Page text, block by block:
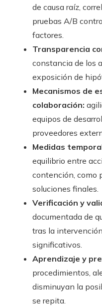
de causa raíz,
pruebas A/B
factores.
Transparencia
constancia de los
exposición de
Mecanismos de
colaboración:
equipos de
proveedores
Medidas
equilibrio entre
contención, como
soluciones finales.
Verificación y
documentada de
tras la
significativos.
Aprendizaje y
procedimientos,
disminuyan la
se repita.